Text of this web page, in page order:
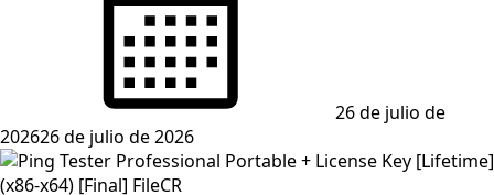
26 de julio de
202626 de julio de 2026